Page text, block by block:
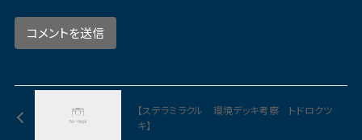
【ステラミラクル 環境デッキ考察 トドロクツ
キ】